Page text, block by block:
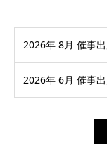
2026年 8月 催事
2026年 6月 催事